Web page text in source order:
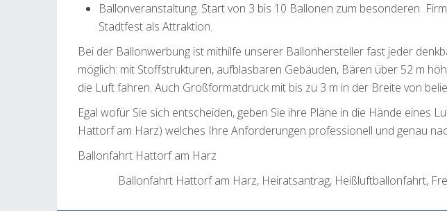
Ballonveranstaltung. Start von 3 bis 10 Ballonen zum besonderen
Stadtfest als Attraktion.
Bei der Ballonwerbung ist mithilfe unserer Ballonhersteller fast jeder
möglich: mit Stoffstrukturen, aufblasbaren Gebäuden, Bären über 52 m
die Luft fahren. Auch Großformatdruck mit bis zu 3 m in der Breite von
Egal wofür Sie sich entscheiden, geben Sie ihre Pläne in die Hände eines
Hattorf am Harz) welches Ihre Anforderungen professionell und genau
Ballonfahrt Hattorf am Harz
Ballonfahrt Hattorf am Harz, Heiratsantrag, Heißluftballonfahrt,